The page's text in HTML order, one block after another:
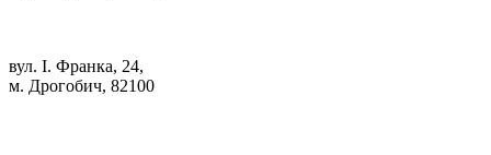
вул. І. Франка, 24,
м. Дрогобич, 82100